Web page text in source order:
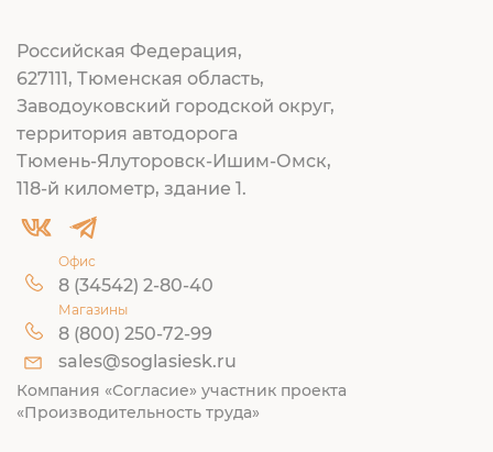
Российская Федерация,
627111, Тюменская область,
Заводоуковский городской округ,
территория автодорога
Тюмень-Ялуторовск-Ишим-Омск,
118-й километр, здание 1.
Офис
8 (34542) 2-80-40
Магазины
8 (800) 250-72-99
sales@soglasiesk.ru
Компания «Согласие» участник проекта
«Производительность труда»